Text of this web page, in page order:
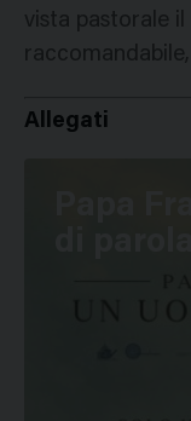
vista pastorale
Allegati
Papa